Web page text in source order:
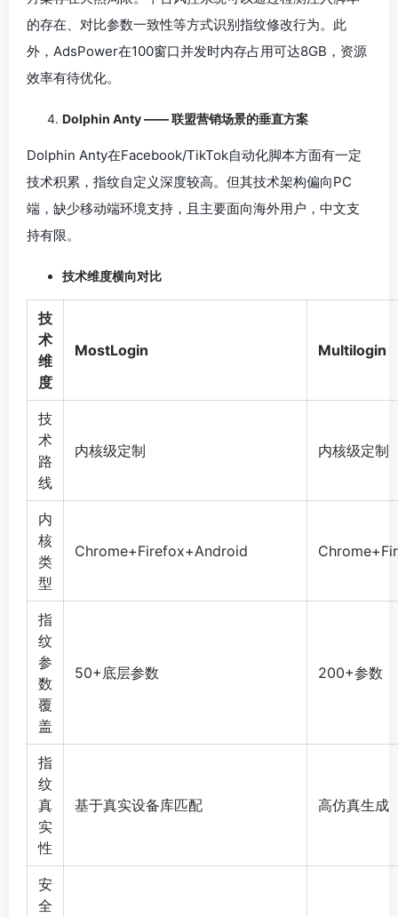
的存在、对比参数一致性等方式识别指纹修改行为。此
外，AdsPower在100窗口并发时内存占用可达8GB，资源
效率有待优化。
Dolphin Anty —— 联盟营销场景的垂直方案
Dolphin Anty在Facebook/TikTok自动化脚本方面有一定
技术积累，指纹自定义深度较高。但其技术架构偏向PC
端，缺少移动端环境支持，且主要面向海外用户，中文支
持有限。
技术维度横向对比
技
术
维
度
MostLogin Multilogin
技
术
路
线
内核级定制 内核级定制
内
核
类
型
Chrome+Firefox+Android
指
纹
参
数
覆
盖
50+底层参数 200+参数
指
纹
真
实
性
基于真实设备库匹配 高仿真生成
安
全